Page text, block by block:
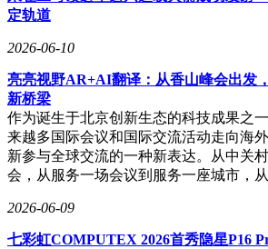
定轨道
2026-06-10
亮亮视野AR+AI翻译：从香山峰会出发
新桥梁
作为诞生于北京创新生态的科技成果之
来越多国际会议和国际交流活动走向海
新参与全球交流的一种新表达。从中关
会，从服务一场会议到服务一座城市，
2026-06-09
七彩虹COMPUTEX 2026首秀隐星P16